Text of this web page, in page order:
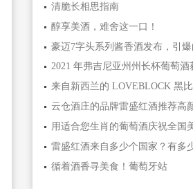
清脆长相思指南
醇享美酒，难舍这一口！
循着酒香寻美食！葡萄牙站